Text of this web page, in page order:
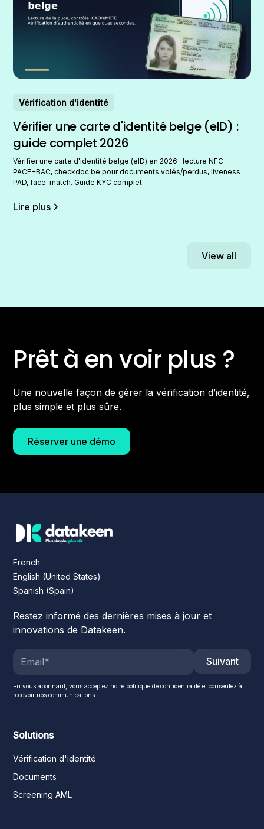
Vérification d'identité
Vérifier une carte d'identité belge (eID) :
guide complet 2026
Vérifier une carte d'identité belge (eID) en 2026 : lecture NFC
PACE+BAC, checkdoc.be pour documents volés/perdus, liveness
PAD, face-match. Guide KYC complet.
Lire plus
View all
Prêt à en voir plus ?
Une nouvelle façon de gérer la vérification d’identité,
plus simple et plus sûre.
Réserver une démo
French
English (United States)
Spanish (Spain)
Restez informé des dernières mises à jour et
innovations de Datakeen.
Suivant
En vous abonnant, vous acceptez notre politique de confidentialité et consentez à
recevoir nos communications.
Solutions
Vérification d'identité
Documents
Screening AML